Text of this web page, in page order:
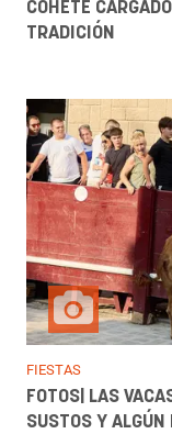
COHETE
TRADICIÓN
FIESTAS
FOTOS| LAS
SUSTOS Y ALGÚN